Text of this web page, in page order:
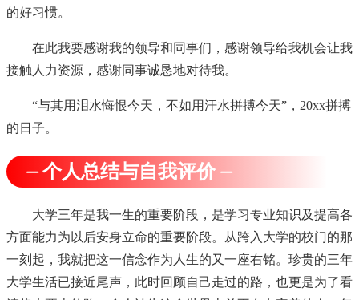
的好习惯。
在此我要感谢我的领导和同事们，感谢领导给我机会让我
接触人力资源，感谢同事诚恳地对待我。
“与其用泪水悔恨今天，不如用汗水拼搏今天”，20xx拼搏
的日子。
⏤ 个人总结与自我评价 ⏤
大学三年是我一生的重要阶段，是学习专业知识及提高各
方面能力为以后安身立命的重要阶段。从跨入大学的校门的那
一刻起，我就把这一信念作为人生的又一座右铭。珍贵的三年
大学生活已接近尾声，此时回顾自己走过的路，也更是为了看